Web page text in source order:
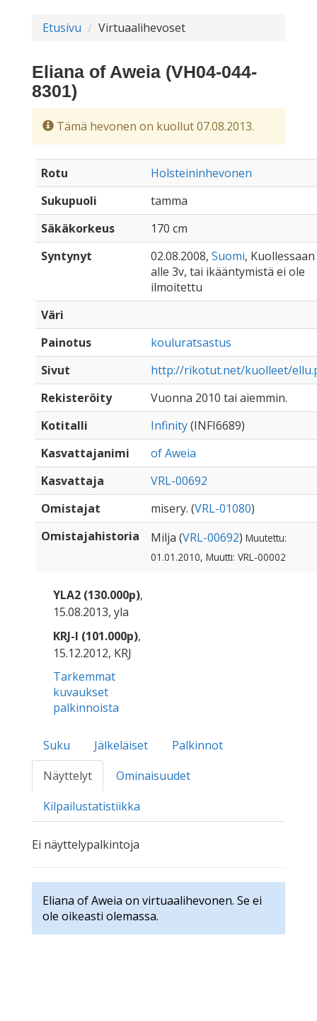
Etusivu Virtuaalihevoset
Eliana of Aweia (VH04-044-
8301)
Tämä hevonen on kuollut 07.08.2013.
Rotu
Holsteininhevonen
Sukupuoli
tamma
Säkäkorkeus
170 cm
Syntynyt
02.08.2008, Suomi, Kuollessaan
alle 3v, tai ikääntymistä ei ole
ilmoitettu
Väri
Painotus
kouluratsastus
Sivut
http://rikotut.net/kuolleet/
Rekisteröity
Vuonna 2010 tai aiemmin.
Kotitalli
Infinity(INFI6689)
Kasvattajanimi
of Aweia
Kasvattaja
VRL-00692
Omistajat
misery. (VRL-01080)
Omistajahistoria
Milja (VRL-00692) Muutettu:
01.01.2010, Muutti: VRL-00002
YLA2 (130.000p),
15.08.2013, yla
KRJ-I (101.000p),
15.12.2012, KRJ
Tarkemmat
kuvaukset
palkinnoista
Suku Jälkeläiset
Palkinnot
Näyttelyt
Ominaisuudet
Kilpailustatistiikka
Ei näyttelypalkintoja
Eliana of Aweia on virtuaalihevonen. Se ei
ole oikeasti olemassa.